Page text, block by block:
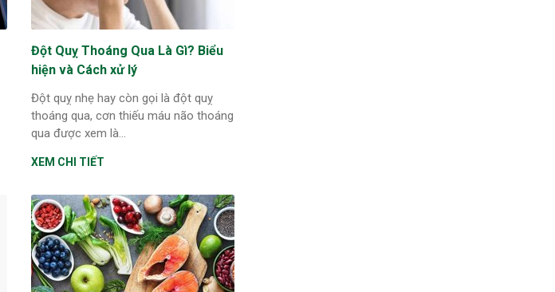
Đột Quỵ Thoáng Qua Là Gì? Biểu
hiện và Cách xử lý
Đột quỵ nhẹ hay còn gọi là đột quỵ
thoáng qua, cơn thiếu máu não thoáng
qua được xem là...
XEM CHI TIẾT